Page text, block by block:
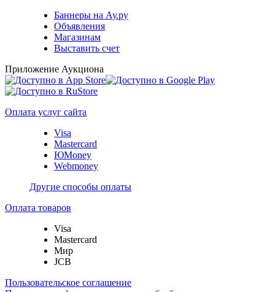
Баннеры на Ау.ру
Объявления
Магазинам
Выставить счет
Приложение Аукциона
Оплата услуг сайта
Visa
Mastercard
ЮMoney
Webmoney
Другие способы оплаты
Оплата товаров
Visa
Mastercard
Мир
JCB
Пользовательское соглашение